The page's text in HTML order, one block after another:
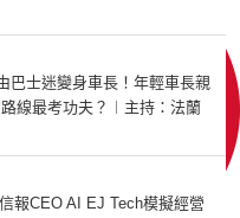
巴士迷變身車長！年輕車長親
線最考功夫？︱主持：法蘭
報CEO AI EJ Tech模擬經營